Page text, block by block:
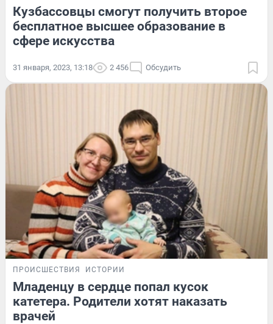
Кузбассовцы смогут получить второе
бесплатное высшее образование в
сфере искусства
31 января, 2023, 13:18 2 456 Обсудить
ПРОИСШЕСТВИЯ ИСТОРИИ
Младенцу в сердце попал кусок
катетера. Родители хотят наказать
врачей